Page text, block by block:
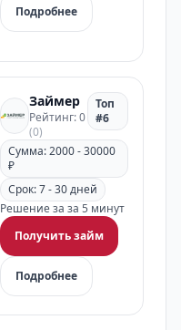
Подробнее
Займер
Рейтинг: 0
(0)
Топ
#6
Сумма: 2000 - 30000
₽
Срок: 7 - 30 дней
Решение за за 5 минут
Получить займ
Подробнее